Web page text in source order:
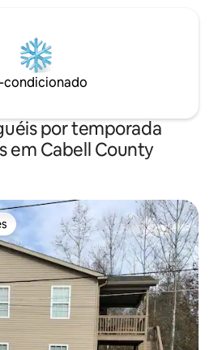
condicionado
por temporada
em Cabell County